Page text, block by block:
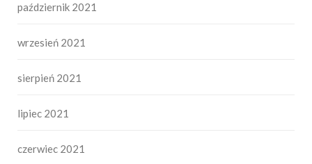
październik 2021
wrzesień 2021
sierpień 2021
lipiec 2021
czerwiec 2021